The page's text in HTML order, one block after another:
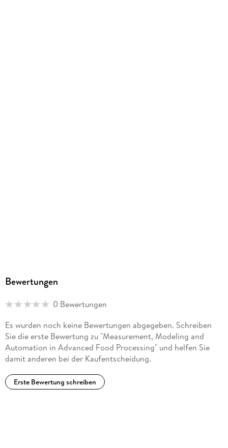
Bewertungen
0 Bewertungen
Es wurden noch keine Bewertungen abgegeben. Schreiben
Sie die erste Bewertung zu "Measurement, Modeling and
Automation in Advanced Food Processing" und helfen Sie
damit anderen bei der Kaufentscheidung.
Erste Bewertung schreiben